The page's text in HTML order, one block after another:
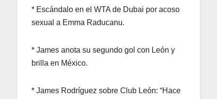
* Escándalo en el WTA de Dubai por acoso
sexual a Emma Raducanu.
* James anota su segundo gol con León y
brilla en México.
* James Rodríguez sobre Club León: “Hace